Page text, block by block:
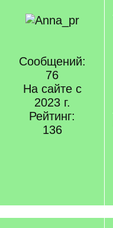
Сообщений:
76
На сайте с
2023 г.
Рейтинг:
136